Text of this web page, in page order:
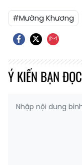
#Mường Khương
Ý KIẾN BẠN ĐỌC